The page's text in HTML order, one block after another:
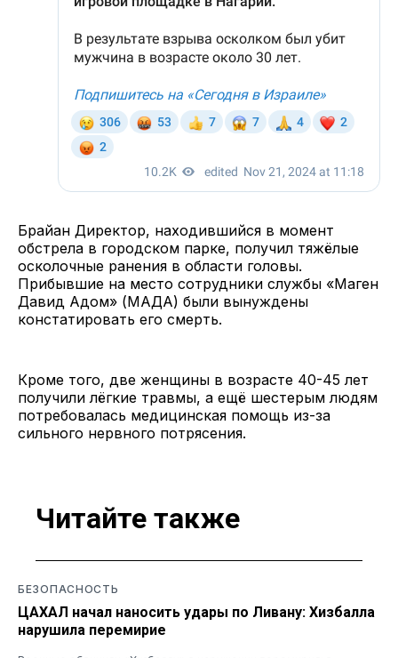
Брайан Директор, находившийся в момент
обстрела в городском парке, получил тяжёлые
осколочные ранения в области головы.
Прибывшие на место сотрудники службы «Маген
Давид Адом» (МАДА) были вынуждены
констатировать его смерть.
Кроме того, две женщины в возрасте 40-45 лет
получили лёгкие травмы, а ещё шестерым людям
потребовалась медицинская помощь из-за
сильного нервного потрясения.
Читайте также
БЕЗОПАСНОСТЬ
ЦАХАЛ начал наносить удары по Ливану: Хизбалла
нарушила перемирие